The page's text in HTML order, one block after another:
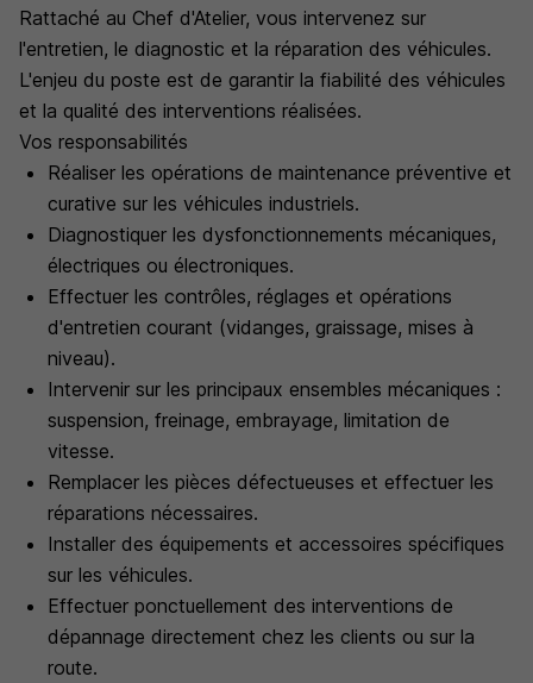
Rattaché au Chef d'Atelier, vous intervenez sur
l'entretien, le diagnostic et la réparation des véhicules.
L'enjeu du poste est de garantir la fiabilité des véhicules
et la qualité des interventions réalisées.
Vos responsabilités
Réaliser les opérations de maintenance préventive et
curative sur les véhicules industriels.
Diagnostiquer les dysfonctionnements mécaniques,
électriques ou électroniques.
Effectuer les contrôles, réglages et opérations
d'entretien courant (vidanges, graissage, mises à
niveau).
Intervenir sur les principaux ensembles mécaniques :
suspension, freinage, embrayage, limitation de
vitesse.
Remplacer les pièces défectueuses et effectuer les
réparations nécessaires.
Installer des équipements et accessoires spécifiques
sur les véhicules.
Effectuer ponctuellement des interventions de
dépannage directement chez les clients ou sur la
route.